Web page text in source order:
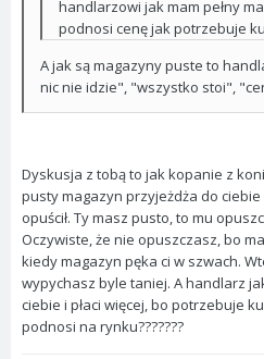
handlarzowi jak mam pełny
podnosi cenę jak potrzebuje
A jak są magazyny puste to
nic nie idzie", "wszystko stoi",
Dyskusja z tobą to jak kopanie z
pusty magazyn przyjeżdża do
opuścił. Ty masz pusto, to mu
Oczywiste, że nie opuszczasz, bo
kiedy magazyn pęka ci w szwach.
wypychasz byle taniej. A handlarz
ciebie i płaci więcej, bo potrzebuje
podnosi na rynku???????